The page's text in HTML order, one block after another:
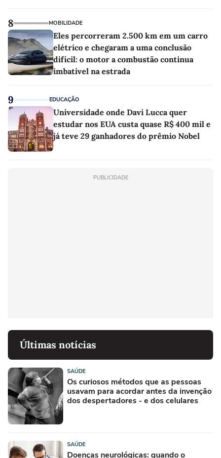
8 MOBILIDADE
Eles percorreram 2.500 km em um carro
elétrico e chegaram a uma conclusão
difícil: o motor a combustão continua
imbatível na estrada
9 EDUCAÇÃO
Universidade onde Davi Lucca quer
estudar nos EUA custa quase R$ 400 mil e
já teve 29 ganhadores do prêmio Nobel
PUBLICIDADE
Últimas notícias
SAÚDE
Os curiosos métodos que as pessoas
usavam para acordar antes da invenção
dos despertadores - e dos celulares
SAÚDE
Doenças neurológicas: quando o